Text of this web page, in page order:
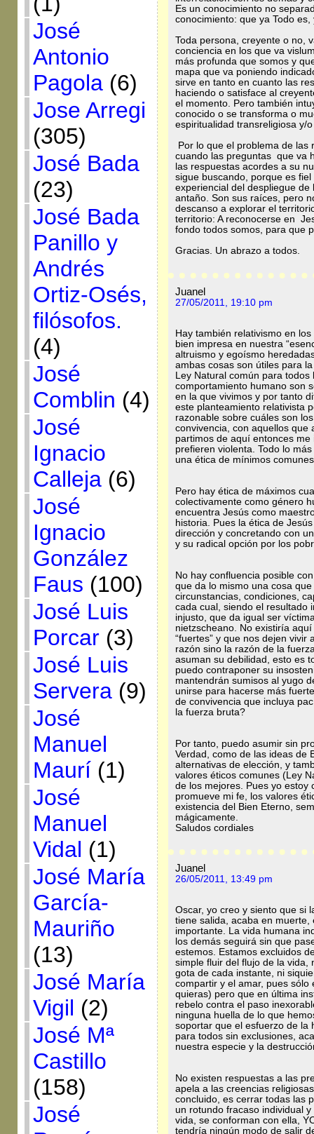
José
Antonio
Pagola(6)
Jose Arregi
(305)
José Bada
(23)
José Bada
Panillo y
Andrés
Ortiz-Osés,
filósofos.
(4)
José
Comblin (4)
José
Ignacio
Calleja(6)
José
Ignacio
González
Faus (100)
José Luis
Porcar(3)
José Luis
Servera(9)
José
Manuel
Maurí(1)
José
Manuel
Vidal (1)
José María
García-
Mauriño
(13)
José María
Vigil (2)
José Mª
Castillo
(158)
José
Es un conocimiento no
conocimiento: que ya Todo
Toda persona, creyente o no,
conciencia en los que va
más profunda que somos y
mapa que va poniendo
sirve en tanto en cuanto las
haciendo o satisface al
el momento. Pero también
conocido o se transforma o
espiritualidad transreligiosa
Por lo que el problema de
cuando las preguntas que va
las respuestas acordes a su
sigue buscando, porque es
experiencial del despliegue
antaño. Son sus raíces, pero
descanso a explorar el
territorio: A reconocerse en
fondo todos somos, para que
Gracias. Un abrazo a todos.
Juanel
27/05/2011, 19:10 pm
Hay también relativismo en
bien impresa en nuestra
altruismo y egoísmo
ambas cosas son útiles para
Ley Natural común para
comportamiento humano son
en la que vivimos y por tanto
este planteamiento relativista
razonable sobre cuáles son
convivencia, con aquellos que
partimos de aquí entonces
prefieren violenta. Todo lo
una ética de mínimos
Pero hay ética de máximos
colectivamente como género
encuentra Jesús como
historia. Pues la ética de
dirección y concretando con
y su radical opción por los
No hay confluencia posible
que da lo mismo una cosa
circunstancias, condiciones,
cada cual, siendo el resultado
injusto, que da igual ser
nietzscheano. No existiría
“fuertes” y que nos dejen vivir
razón sino la razón de la
asuman su debilidad, esto es
puedo contraponer su
mantendrán sumisos al yugo
unirse para hacerse más
de convivencia que incluya
la fuerza bruta?
Por tanto, puedo asumir sin
Verdad, como de las ideas
alternativas de elección, y
valores éticos comunes (Ley
de los mejores. Pues yo estoy
promueve mi fe, los valores
existencia del Bien Eterno,
mágicamente.
Saludos cordiales
Juanel
26/05/2011, 13:49 pm
Oscar, yo creo y siento que si
tiene salida, acaba en
importante. La vida humana
los demás seguirá sin que
estemos. Estamos excluidos
simple fluir del flujo de la vida,
gota de cada instante, ni
compartir y el amar, pues
quieras) pero que en última
rebelo contra el paso
ninguna huella de lo que
soportar que el esfuerzo de la
para todos sin exclusiones,
nuestra especie y la
No existen respuestas a las
apela a las creencias
concluido, es cerrar todas las
un rotundo fracaso individual
vida, se conforman con ella,
tendría ningún modo de salir